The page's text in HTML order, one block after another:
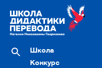
Школа
Конкурс